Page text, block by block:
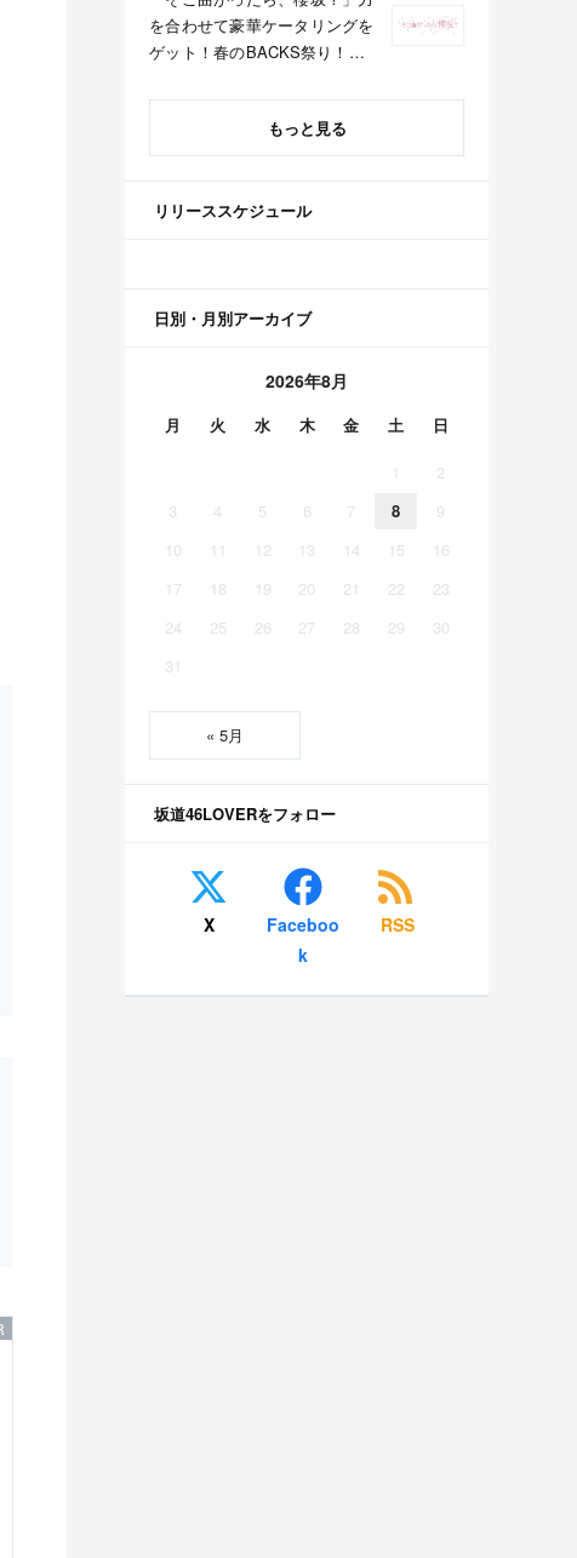
を合わせて豪華ケータリングを
ゲット！春のBACKS祭り！
京】
もっと見る
リリーススケジュール
日別・月別アーカイブ
2026年8月
月 火 水 木 金 土 日
1
2
3
4 5 6 7 8
9
10
11 12 13 14 15
16
17
18 19 20 21 22
23
24
25 26 27 28 29
30
31
« 5月
坂道46LOVERをフォロー
X
Faceboo
k
RSS